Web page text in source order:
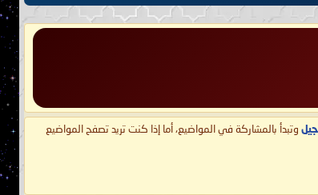
وتبدأ بالمشاركة في المواضيع، أما إذا كنت تريد تصفح المواضيع